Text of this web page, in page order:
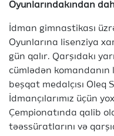
Oyunlarındakından
İdman gimnastikası
Oyunlarına lisenziya
gün qalır. Qarşıdakı
cümlədən komandanın
beşqat medalçısı Oleq
İdmançılarımız üçün
Çempionatında qalib
təəssüratlarını və